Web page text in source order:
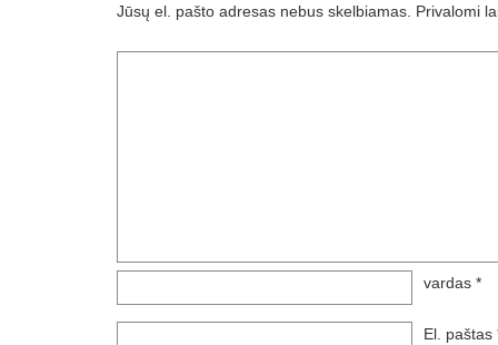
Jūsų el. pašto adresas nebus skelbiamas. Privalomi
vardas *
El. paštas